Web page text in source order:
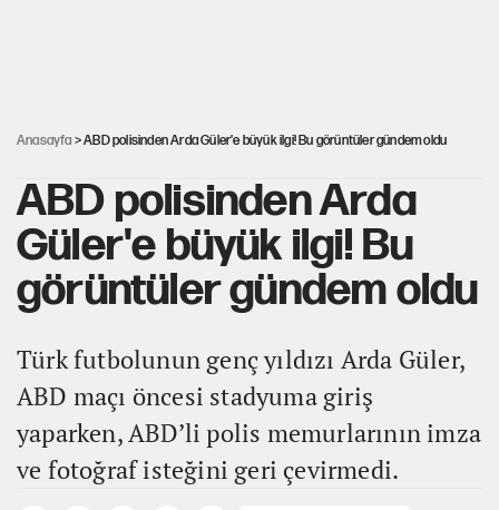
Anasayfa > ABD polisinden Arda Güler'e büyük ilgi! Bu görüntüler gündem oldu
ABD polisinden Arda
Güler'e büyük ilgi! Bu
görüntüler gündem oldu
Türk futbolunun genç yıldızı Arda Güler,
ABD maçı öncesi stadyuma giriş
yaparken, ABD’li polis memurlarının imza
ve fotoğraf isteğini geri çevirmedi.